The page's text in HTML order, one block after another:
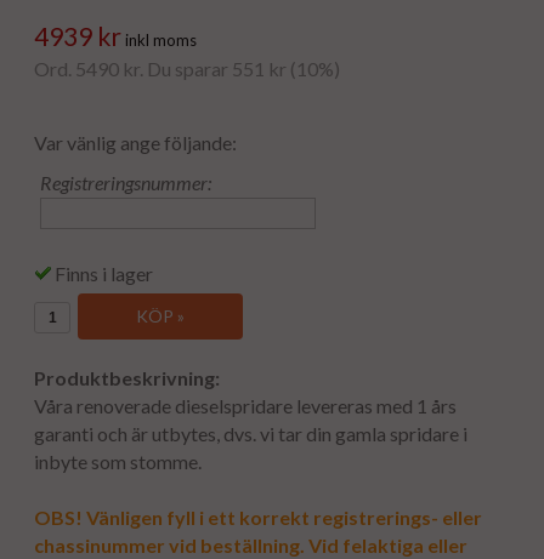
4939 kr inkl moms
Ord. 5490 kr. Du sparar 551 kr (10%)
Var vänlig ange följande:
Registreringsnummer:
Finns i lager
KÖP »
Produktbeskrivning:
Våra renoverade dieselspridare levereras med 1 års
garanti och är utbytes, dvs. vi tar din gamla spridare i
inbyte som stomme.
OBS! Vänligen fyll i ett korrekt registrerings- eller
chassinummer vid beställning. Vid felaktiga eller